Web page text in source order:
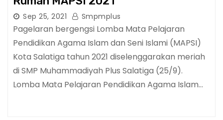
Sep 25, 2021 Smpmplus
Pagelaran bergengsi Lomba Mata Pelajaran
Pendidikan Agama Islam dan Seni Islami (MAPSI)
Kota Salatiga tahun 2021 diselenggarakan meriah
di SMP Muhammadiyah Plus Salatiga (25/9).
Lomba Mata Pelajaran Pendidikan Agama Islam…